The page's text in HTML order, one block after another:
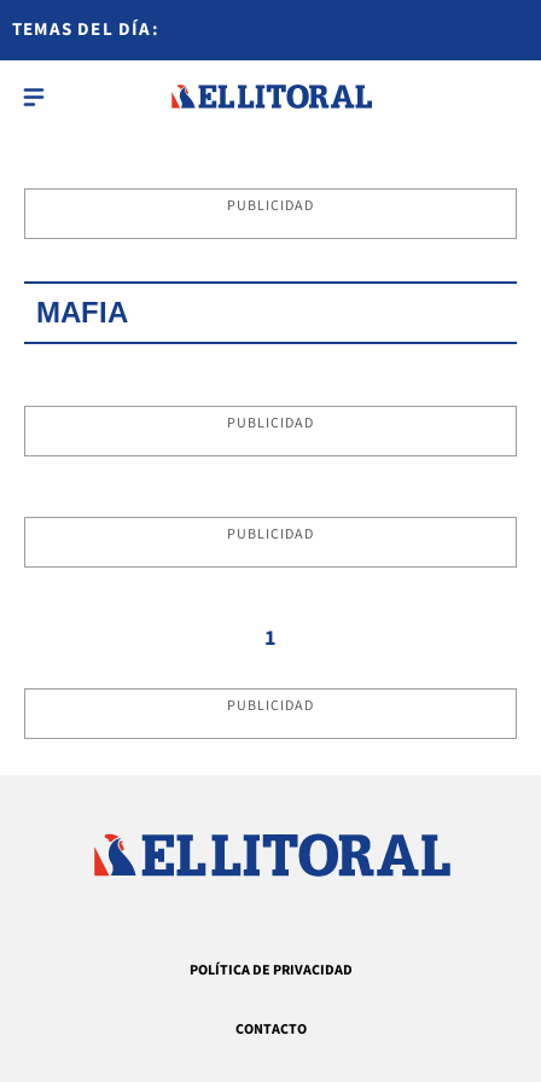
TEMAS DEL DÍA:
PUBLICIDAD
MAFIA
PUBLICIDAD
PUBLICIDAD
1
PUBLICIDAD
POLÍTICA DE PRIVACIDAD
CONTACTO